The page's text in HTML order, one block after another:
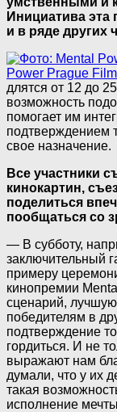
Инициатива эта
и в ряде других
Power Prague
длятся от 12 до
возможность
помогает им
подтверждением
свое назначение.
Все участники
кинокартин,
поделиться
пообщаться со
— В субботу,
заключительный
примеру
кинопремии
сценарий, лучшую
победителям в
подтверждение
гордиться. И не
выражают нам
думали, что у их
такая
исполнение